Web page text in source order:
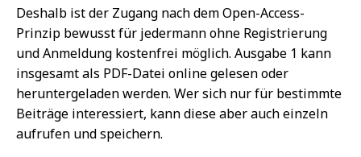
Deshalb ist der Zugang nach dem Open-Access-
Prinzip bewusst für jedermann ohne Registrierung
und Anmeldung kostenfrei möglich. Ausgabe 1 kann
insgesamt als PDF-Datei online gelesen oder
heruntergeladen werden. Wer sich nur für bestimmte
Beiträge interessiert, kann diese aber auch einzeln
aufrufen und speichern.